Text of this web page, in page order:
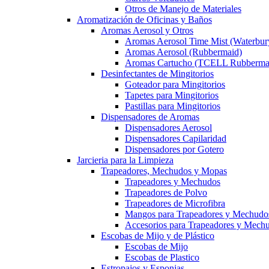
Otros de Manejo de Materiales
Aromatización de Oficinas y Baños
Aromas Aerosol y Otros
Aromas Aerosol Time Mist
Aromas Aerosol (Rubbermaid)
Aromas Cartucho (TCELL
Desinfectantes de Mingitorios
Goteador para Mingitorios
Tapetes para Mingitorios
Pastillas para Mingitorios
Dispensadores de Aromas
Dispensadores Aerosol
Dispensadores Capilaridad
Dispensadores por Gotero
Jarcieria para la Limpieza
Trapeadores, Mechudos y Mopas
Trapeadores y Mechudos
Trapeadores de Polvo
Trapeadores de Microfibra
Mangos para Trapeadores y
Accesorios para Trapeadores y
Escobas de Mijo y de Plástico
Escobas de Mijo
Escobas de Plastico